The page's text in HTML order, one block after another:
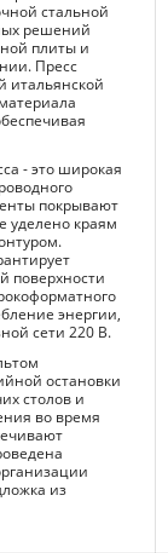
стальной
решений
плиты и
Пресс
итальянской
- это широкая
покрывают
уделено краям
поверхности
энергии,
сети 220 В.
остановки
столов и
во время
из